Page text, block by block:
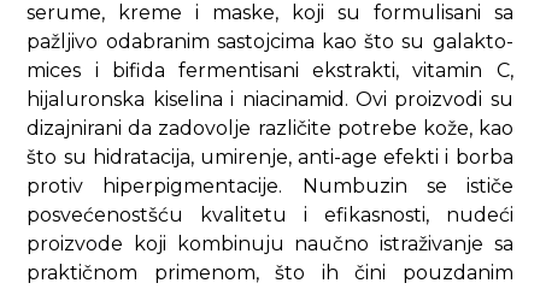
serume, kreme i maske, koji su formulisani sa
pažljivo odabranim sastojcima kao što su galakto-
mices i bifida fermentisani ekstrakti, vitamin C,
hijaluronska kiselina i niacinamid. Ovi proizvodi su
dizajnirani da zadovolje različite potrebe kože, kao
što su hidratacija, umirenje, anti-age efekti i borba
protiv hiperpigmentacije. Numbuzin se ističe
posvećenostšću kvalitetu i efikasnosti, nudeći
proizvode koji kombinuju naučno istraživanje sa
praktičnom primenom, što ih čini pouzdanim